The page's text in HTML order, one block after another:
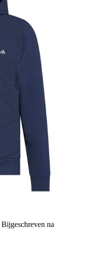
Bijgeschreven na